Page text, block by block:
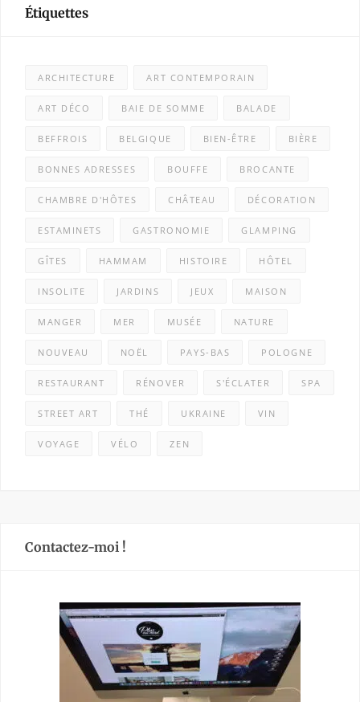
Étiquettes
ARCHITECTURE ART CONTEMPORAIN
ART DÉCO BAIE DE SOMME BALADE
BEFFROIS BELGIQUE BIEN-ÊTRE BIÈRE
BONNES ADRESSES BOUFFE BROCANTE
CHAMBRE D'HÔTES CHÂTEAU DÉCORATION
ESTAMINETS GASTRONOMIE GLAMPING
GÎTES HAMMAM HISTOIRE HÔTEL
INSOLITE JARDINS JEUX MAISON
MANGER MER MUSÉE NATURE
NOUVEAU NOËL PAYS-BAS POLOGNE
RESTAURANT RÉNOVER S'ÉCLATER SPA
STREET ART THÉ UKRAINE VIN
VOYAGE VÉLO ZEN
Contactez-moi !